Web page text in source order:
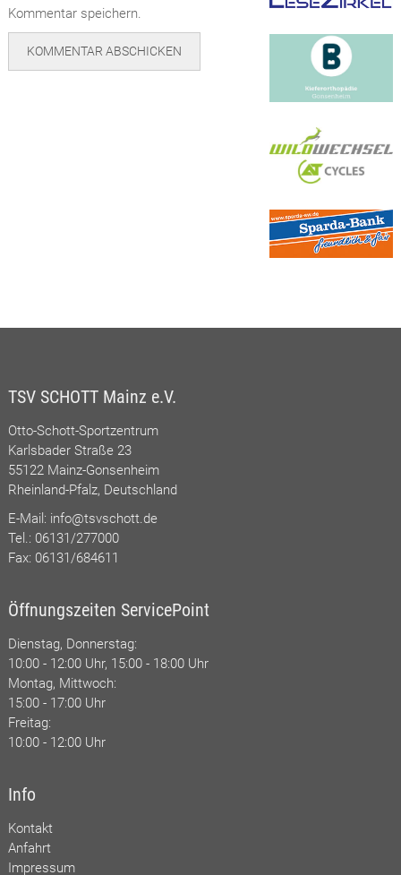
Kommentar speichern.
TSV SCHOTT Mainz e.V.
Otto-Schott-Sportzentrum
Karlsbader Straße 23
55122 Mainz-Gonsenheim
Rheinland-Pfalz, Deutschland
E-Mail: info@tsvschott.de
Tel.: 06131/277000
Fax: 06131/684611
Öffnungszeiten ServicePoint
Dienstag, Donnerstag:
10:00 - 12:00 Uhr, 15:00 - 18:00 Uhr
Montag, Mittwoch:
15:00 - 17:00 Uhr
Freitag:
10:00 - 12:00 Uhr
Info
Kontakt
Anfahrt
Impressum